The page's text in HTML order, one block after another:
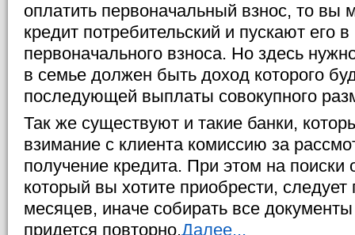
оплатить первоначальный взнос, то вы
кредит потребительский и пускают его в
первоначального взноса. Но здесь
в семье должен быть доход которого
последующей выплаты совокупного
Так же существуют и такие банки,
взимание с клиента комиссию за
получение кредита. При этом на поиски
который вы хотите приобрести, следует
месяцев, иначе собирать все
придется повторно.Далее...